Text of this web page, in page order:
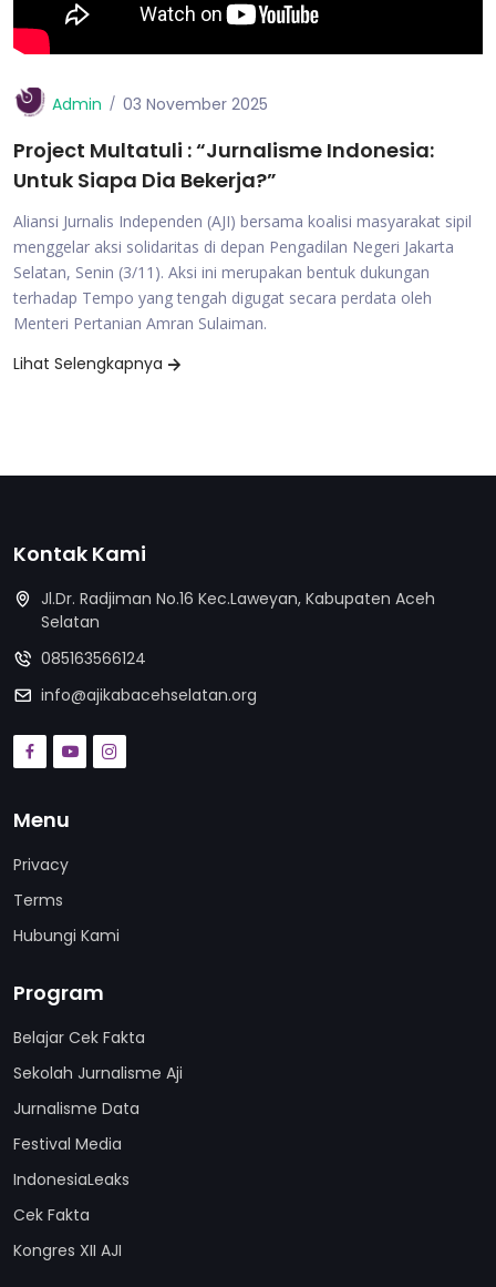
Admin 03 November 2025
Project Multatuli : “Jurnalisme Indonesia:
Untuk Siapa Dia Bekerja?”
Aliansi Jurnalis Independen (AJI) bersama koalisi masyarakat sipil
menggelar aksi solidaritas di depan Pengadilan Negeri Jakarta
Selatan, Senin (3/11). Aksi ini merupakan bentuk dukungan
terhadap Tempo yang tengah digugat secara perdata oleh
Menteri Pertanian Amran Sulaiman.
Lihat Selengkapnya
Kontak Kami
Jl.Dr. Radjiman No.16 Kec.Laweyan, Kabupaten Aceh
Selatan
085163566124
info@ajikabacehselatan.org
Menu
Privacy
Terms
Hubungi Kami
Program
Belajar Cek Fakta
Sekolah Jurnalisme Aji
Jurnalisme Data
Festival Media
IndonesiaLeaks
Cek Fakta
Kongres XII AJI